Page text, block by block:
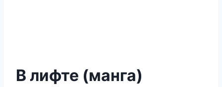
В лифте (манга)